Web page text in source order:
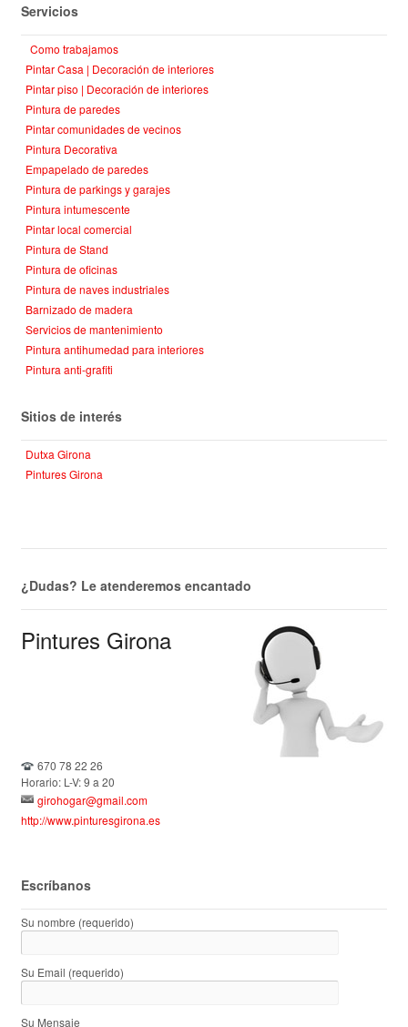
Servicios
Como trabajamos
Pintar Casa | Decoración de interiores
Pintar piso | Decoración de interiores
Pintura de paredes
Pintar comunidades de vecinos
Pintura Decorativa
Empapelado de paredes
Pintura de parkings y garajes
Pintura intumescente
Pintar local comercial
Pintura de Stand
Pintura de oficinas
Pintura de naves industriales
Barnizado de madera
Servicios de mantenimiento
Pintura antihumedad para interiores
Pintura anti-grafiti
Sitios de interés
Dutxa Girona
Pintures Girona
¿Dudas? Le atenderemos encantado
Pintures Girona
670 78 22 26
Horario: L-V: 9 a 20
girohogar@gmail.com
http://www.pinturesgirona.es
Escríbanos
Su nombre (requerido)
Su Email (requerido)
Su Mensaje